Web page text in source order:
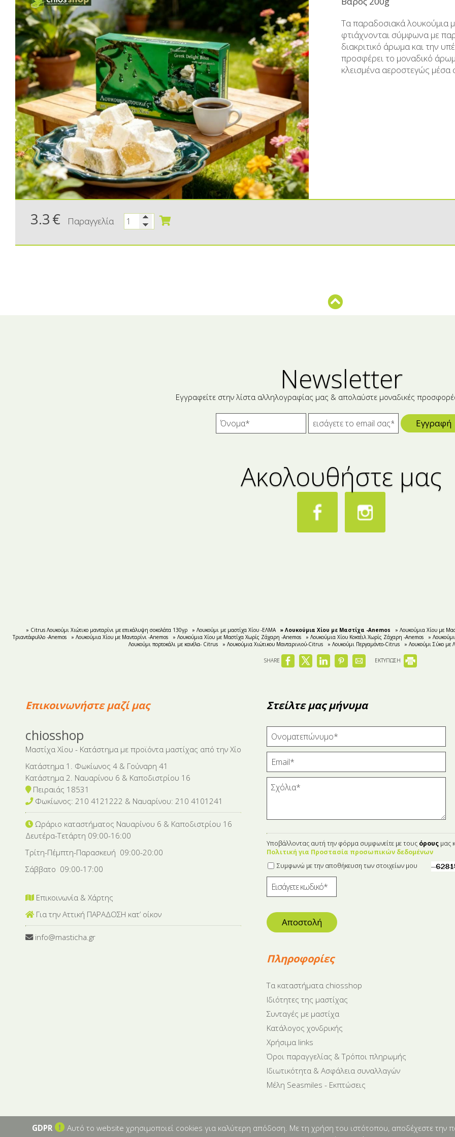
Aμυγδαλωτά
Μπάρες
Ζαχαρούχοι Χυμοί - Σιρόπια
Κουλουράκια Χιώτικα- Κουρκουμπίνια-
Μπισκότα
Σοκολάτες
Χαλβάς
Ρακόμελα
Λικέρ Επαγγελματικές
Μη αλκοολούχα -
Τα παραδοσιακά λουκούμια
φτιάχνονται σύμφωνα με
διακριτικό άρωμα και την
προσφέρει το μοναδικό
κλεισμένα αεροστεγώς μέσα
3.3€ Παραγγελία
Newsletter
Εγγραφείτε στην λίστα αλληλογραφίας μας & απολαύστε μοναδικές
Εγγραφή
Ακολουθήστε μας
» Citrus Λουκούμι Χιώτικο μανταρίνι με επικάλυψη σοκολάτα 130γρ » Λουκούμι με μαστίχα Χίου -ΕΛΜΑ » Λουκούμια Χίου με Μαστίχα -Anemos » Λουκούμια Χίου με
Τριαντάφυλλο -Anemos
» Λουκούμια Χίου με Μανταρίνι -Αnemos » Λουκούμια Χίου με Μαστίχα Χωρίς Ζάχαρη -Anemos » Λουκούμια Χίου Κοκτέιλ Χωρίς Ζάχαρη -Anemos »
Λουκούμι πορτοκάλι με κανέλα- Citrus
» Λουκούμια Χιώτικου Μανταρινιού-Citrus » Λουκούμι Περγαμόντο-Citrus » Λουκούμι Σύκο με
SHARE ΕΚΤΥΠΩΣΗ
Επικοινωνήστε μαζί μας
chiosshop
Μαστίχα Χίου - Κατάστημα με προϊόντα μαστίχας από την Χίο
Κατάστημα 1. Φωκίωνος 4 & Γούναρη 41
Κατάστημα 2. Ναυαρίνου 6 & Καποδιστρίου 16
Πειραιάς 18531
Φωκίωνος: 210 4121222 & Nαυαρίνου: 210 4101241
Ωράριο καταστήματος Ναυαρίνου 6 & Καποδιστρίου 16
Δευτέρα-Tετάρτη 09:00-16:00
Τρίτη-Πέμπτη-Παρασκευή 09:00-20:00
Σάββατο 09:00-17:00
Επικοινωνία & Χάρτης
Για την Αττική ΠΑΡΑΔΟΣΗ κατ’ οίκον
info@masticha.gr
Στείλτε μας μήνυμα
Υποβάλλοντας αυτή την φόρμα συμφωνείτε με τους όρους μας
Πολιτική για Προστασία προσωπικών δεδομένων
Συμφωνώ με την αποθήκευση των στοιχείων μου
Αποστολή
Πληροφορίες
Tα καταστήματα chiosshop
Ιδιότητες της μαστίχας
Συνταγές με μαστίχα
Κατάλογος χονδρικής
Χρήσιμα links
Όροι παραγγελίας & Τρόποι πληρωμής
Ιδιωτικότητα & Ασφάλεια συναλλαγών
Μέλη Seasmiles - Εκπτώσεις
GDPR Αυτό το website χρησιμοποιεί cookies για καλύτερη απόδοση. Με τη χρήση του ιστότοπου, αποδέχεστε την